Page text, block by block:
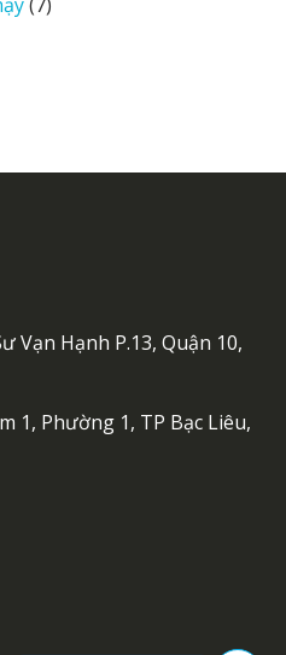
Vạn Hạnh P.13, Quận 10,
1, Phường 1, TP Bạc Liêu,